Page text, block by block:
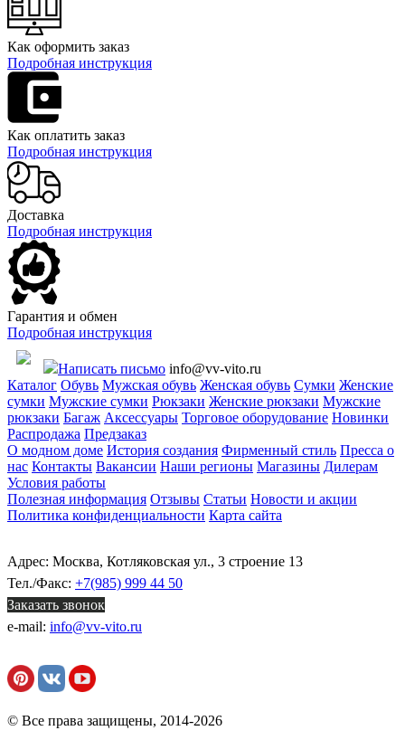
Как оформить заказ
Подробная инструкция
Как оплатить заказ
Подробная инструкция
Доставка
Подробная инструкция
Гарантия и обмен
Подробная инструкция
Написать письмо info@vv-vito.ru
Каталог Обувь Мужская обувь Женская обувь Сумки Женские
сумки Мужские сумки Рюкзаки Женские рюкзаки Мужские
рюкзаки Багаж Аксессуары Торговое оборудование Новинки
Распродажа Предзаказ
О модном доме История создания Фирменный стиль Пресса о
нас Контакты Вакансии Наши регионы Магазины Дилерам
Условия работы
Полезная информация Отзывы Статьи Новости и акции
Политика конфиденциальности Карта сайта
Адрес: Москва, Котляковская ул., 3 строение 13
Тел./Факс: +7(985) 999 44 50
Заказать звонок
e-mail: info@vv-vito.ru
© Все права защищены, 2014-2026